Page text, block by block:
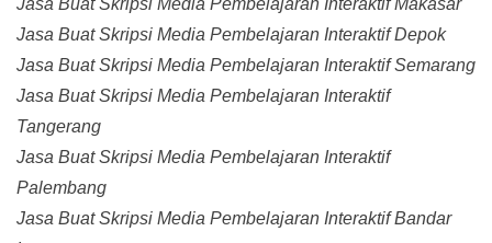
Jasa Buat Skripsi Media Pembelajaran Interaktif Makasar
Jasa Buat Skripsi Media Pembelajaran Interaktif Depok
Jasa Buat Skripsi Media Pembelajaran Interaktif Semarang
Jasa Buat Skripsi Media Pembelajaran Interaktif
Tangerang
Jasa Buat Skripsi Media Pembelajaran Interaktif
Palembang
Jasa Buat Skripsi Media Pembelajaran Interaktif Bandar